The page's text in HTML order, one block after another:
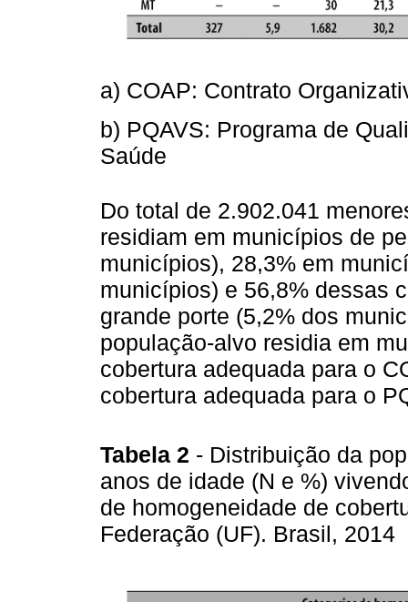
a) COAP: Contrato
b) PQAVS: Programa de
Saúde
Do total de 2.902.041
residiam em municípios de
municípios), 28,3% em
municípios) e 56,8% dessas
grande porte (5,2% dos
população-alvo residia em
cobertura adequada para o
cobertura adequada para o
Tabela 2 - Distribuição da
anos de idade (N e %)
de homogeneidade de
Federação (UF). Brasil, 2014